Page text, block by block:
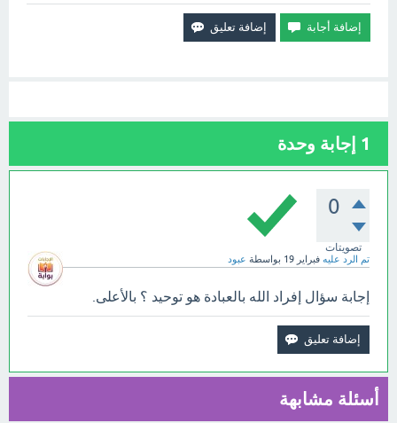
1 إجابة وحدة
0
تصويتات
تم الرد عليه فبراير 19 بواسطة عبود
إجابة سؤال إفراد الله بالعبادة هو توحيد ؟ بالأعلى.
أسئلة مشابهة